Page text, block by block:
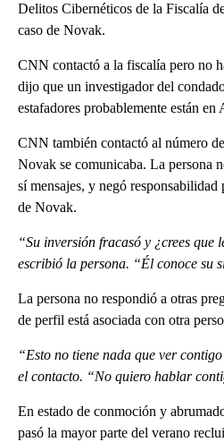
Delitos Cibernéticos de la Fiscalía
caso de Novak.
CNN contactó a la fiscalía pero no
dijo que un investigador del
estafadores probablemente están en
CNN también contactó al número
Novak se comunicaba. La persona
sí mensajes, y negó
de Novak.
“Su inversión fracasó y ¿crees que
escribió la persona. “Él conoce su
La persona no respondió a otras
de perfil está asociada con otra
“Esto no tiene nada que ver
el contacto. “No quiero hablar
En estado de conmoción y
pasó la mayor parte del verano